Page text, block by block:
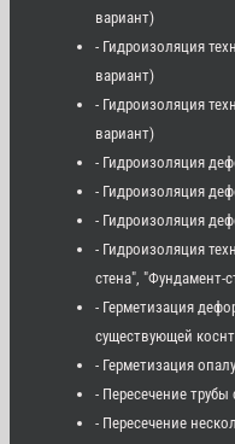
вариант)
- Гидроизоляция
вариант)
- Гидроизоляция
вариант)
- Гидроизоляция
- Гидроизоляция
- Гидроизоляция
- Гидроизоляция
стена", "Фундамент-
- Герметизация
существующей
- Герметизация
- Пересечение
- Пересечение